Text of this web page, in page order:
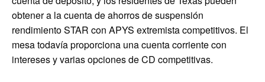
obtener a la cuenta de ahorros de suspensión
rendimiento STAR con APYS extremista competitivos. El
mesa todavía proporciona una cuenta corriente con
intereses y varias opciones de CD competitivas.